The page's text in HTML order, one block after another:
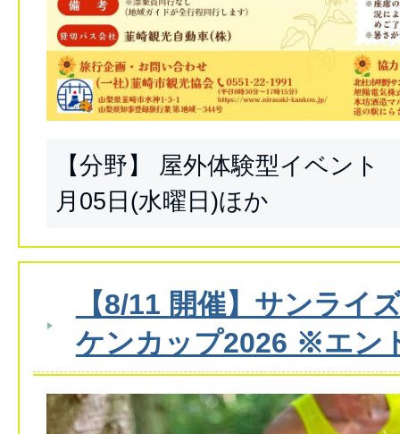
【分野】 屋外体験型イベント
月05日(水曜日)ほか
【8/11 開催】サンライ
ケンカップ2026 ※エン